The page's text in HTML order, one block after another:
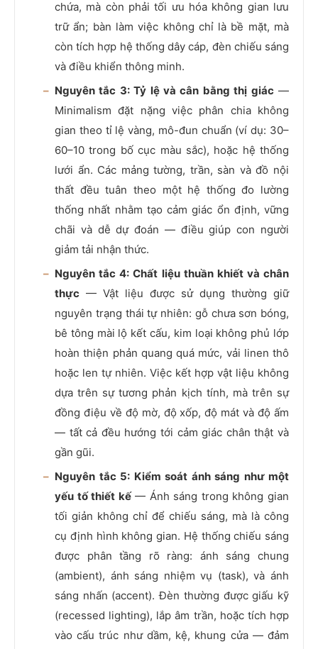
chứa, mà còn phải tối ưu hóa không gian lưu
trữ ẩn; bàn làm việc không chỉ là bề mặt, mà
còn tích hợp hệ thống dây cáp, đèn chiếu sáng
và điều khiển thông minh.
Nguyên tắc 3: Tỷ lệ và cân bằng thị giác—
Minimalism đặt nặng việc phân chia không
gian theo tỉ lệ vàng, mô-đun chuẩn (ví dụ: 30–
60–10 trong bố cục màu sắc), hoặc hệ thống
lưới ẩn. Các mảng tường, trần, sàn và đồ nội
thất đều tuân theo một hệ thống đo lường
thống nhất nhằm tạo cảm giác ổn định, vững
chãi và dễ dự đoán — điều giúp con người
giảm tải nhận thức.
Nguyên tắc 4: Chất liệu thuần khiết và chân
thực — Vật liệu được sử dụng thường giữ
nguyên trạng thái tự nhiên: gỗ chưa sơn bóng,
bê tông mài lộ kết cấu, kim loại không phủ lớp
hoàn thiện phản quang quá mức, vải linen thô
hoặc len tự nhiên. Việc kết hợp vật liệu không
dựa trên sự tương phản kịch tính, mà trên sự
đồng điệu về độ mờ, độ xốp, độ mát và độ ấm
— tất cả đều hướng tới cảm giác chân thật và
gần gũi.
Nguyên tắc 5: Kiểm soát ánh sáng như một
yếu tố thiết kế— Ánh sáng trong không gian
tối giản không chỉ để chiếu sáng, mà là công
cụ định hình không gian. Hệ thống chiếu sáng
được phân tầng rõ ràng: ánh sáng chung
(ambient), ánh sáng nhiệm vụ (task), và ánh
sáng nhấn (accent). Đèn thường được giấu kỹ
(recessed lighting), lắp âm trần, hoặc tích hợp
vào cấu trúc như dầm, kệ, khung cửa — đảm